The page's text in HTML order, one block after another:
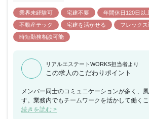
業界未経験可 宅建不要 年間休日120日以
不動産テック
宅建を活かせる
フレック
時短勤務相談可能
リアルエステートWORKS担当者より
この求人のこだわりポイント
メンバー同士のコミュニケーションが多く、
す。業務内でもチームワークを活かして働く
ムで何かを成し遂げたいと考えている方におス
続きを読む >